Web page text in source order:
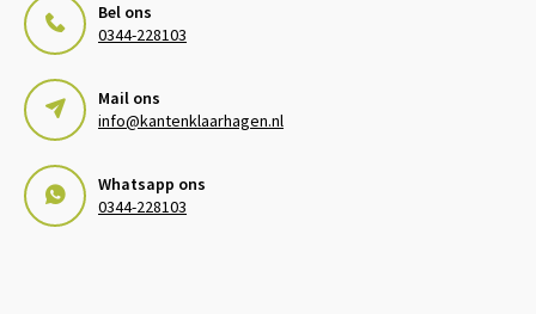
Bel ons
0344-228103
Mail ons
info@kantenklaarhagen.nl
Whatsapp ons
0344-228103